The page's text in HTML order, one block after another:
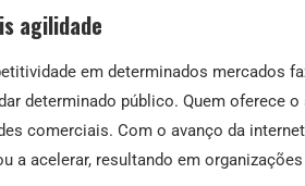
agilidade
em determinados mercados
determinado público. Quem oferece
comerciais. Com o avanço da
a acelerar, resultando em